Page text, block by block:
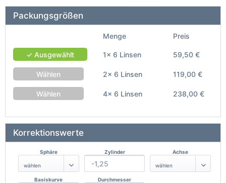
Packungsgrößen
Menge Preis
✓ Ausgewählt 1x 6 Linsen 59,50 €
Wählen 2x 6 Linsen 119,00 €
Wählen 4x 6 Linsen 238,00 €
Korrektionswerte
Sphäre Zylinder Achse
Basiskurve Durchmesser